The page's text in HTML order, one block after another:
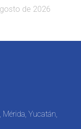
de 2026
Yucatán,